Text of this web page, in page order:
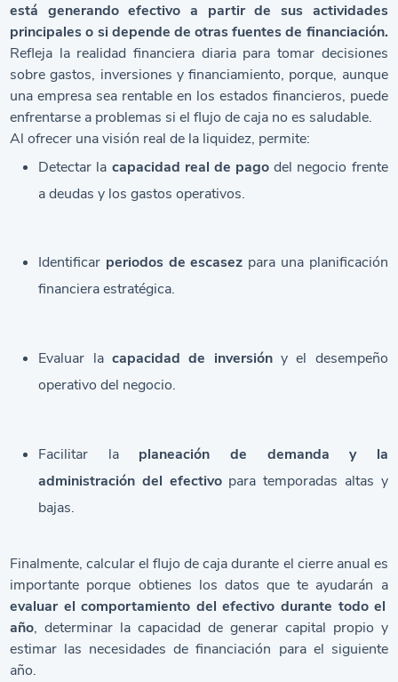
está generando efectivo a partir de sus actividades
principales o si depende de otras fuentes de financiación.
Refleja la realidad financiera diaria para tomar decisiones
sobre gastos, inversiones y financiamiento, porque, aunque
una empresa sea rentable en los estados financieros, puede
enfrentarse a problemas si el flujo de caja no es saludable.
Al ofrecer una visión real de la liquidez, permite:
Detectar la capacidad real de pago del negocio frente
a deudas y los gastos operativos.
Identificar periodos de escasez para una planificación
financiera estratégica.
Evaluar la capacidad de inversióny el desempeño
operativo del negocio.
Facilitar la planeación de demanda y la
administración del efectivopara temporadas altas y
bajas.
Finalmente, calcular el flujo de caja durante el cierre anual es
importante porque obtienes los datos que te ayudarán a
evaluar el comportamiento del efectivo durante todo el
año, determinar la capacidad de generar capital propio y
estimar las necesidades de financiación para el siguiente
año.